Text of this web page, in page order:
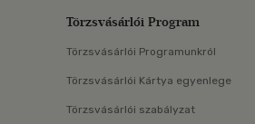
Törzsvásárlói Program
Törzsvásárlói Programunkról
Törzsvásárlói Kártya egyenlege
Törzsvásárlói szabályzat